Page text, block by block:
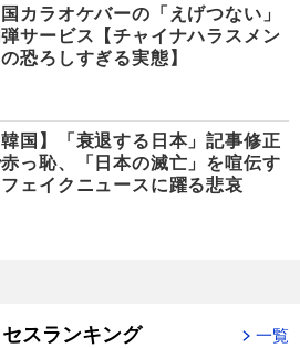
カラオケバーの「えげつない」
サービス【チャイナハラスメン
の恐ろしすぎる実態】
韓国】「衰退する日本」記事修正
っ恥、「日本の滅亡」を喧伝す
ェイクニュースに躍る悲哀
スランキング 一覧